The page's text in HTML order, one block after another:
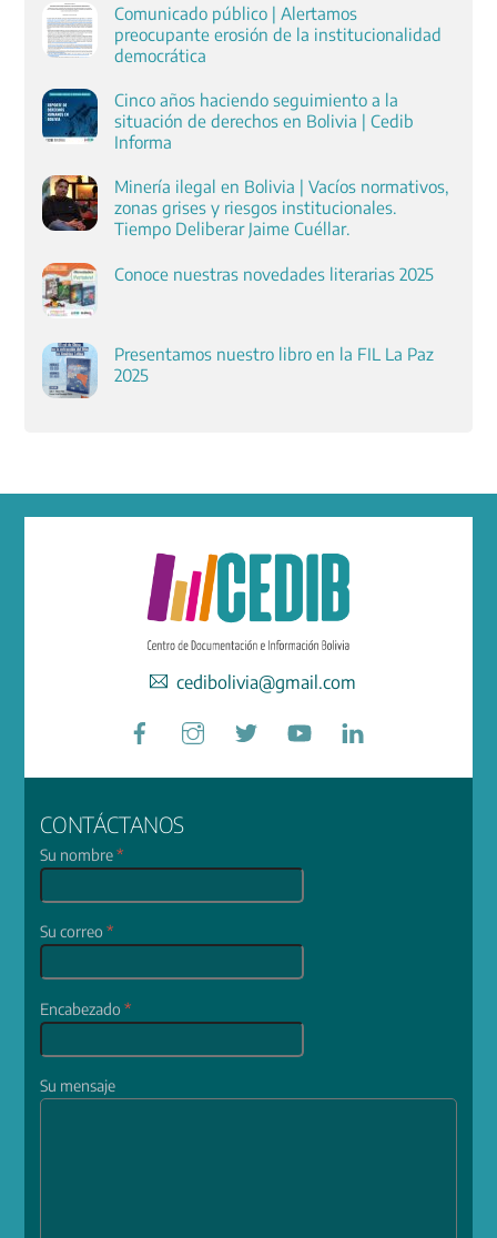
Comunicado público | Alertamos
preocupante erosión de la institucionalidad
democrática
Cinco años haciendo seguimiento a la
situación de derechos en Bolivia | Cedib
Informa
Minería ilegal en Bolivia | Vacíos normativos,
zonas grises y riesgos institucionales.
Tiempo Deliberar Jaime Cuéllar.
Conoce nuestras novedades literarias 2025
Presentamos nuestro libro en la FIL La Paz
2025
cedibolivia@gmail.com
Facebook
CONTÁCTANOS
Su nombre*
Su correo*
Encabezado*
Su mensaje